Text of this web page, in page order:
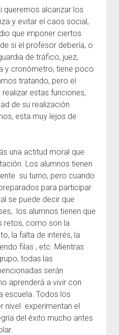
queremos alcanzar los
y evitar el caos social,
que imponer ciertos
si el profesor debería, o
de tráfico, juez,
y cronómetro, tiene poco
tratando, pero el
estas funciones,
de su realización
esta muy lejos de
una actitud moral que
Los alumnos tienen
su turno, pero cuando
para participar
se puede decir que
los alumnos tienen que
retos, como son la
la falta de interés, la
filas , etc. Mientras
todas las
serán
aprenderá a vivir con
escuela. Todos los
nivel experimentan el
del éxito mucho antes